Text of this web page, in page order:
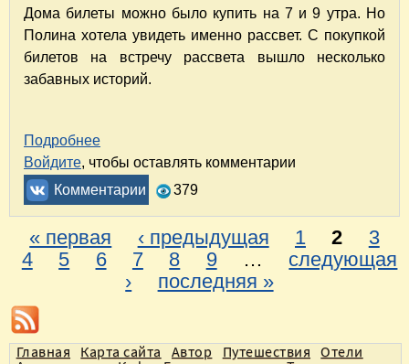
Дома билеты можно было купить на 7 и 9 утра. Но
Полина хотела увидеть именно рассвет. С покупкой
билетов на встречу рассвета вышло несколько
забавных историй.
Подробнее
Войдите, чтобы оставлять комментарии
Комментарии
379
С
р
а
« первая ‹ предыдущая 1 2
3
4
5 6 7 8 9 …
следующая
›
последняя »
Главная Карта сайта Автор Путешествия
Отели